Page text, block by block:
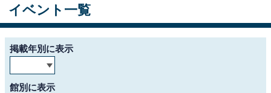
イベント一覧
掲載年別に表示
館別に表示